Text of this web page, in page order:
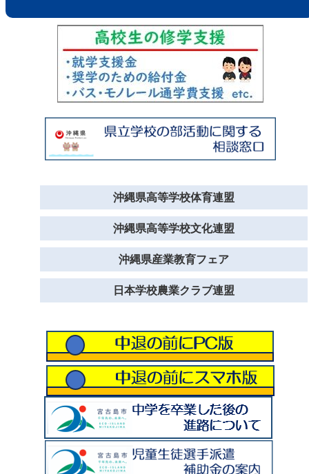
沖縄県高等学校体育連盟
沖縄県高等学校文化連盟
沖縄県産業教育フェア
日本学校農業クラブ連盟